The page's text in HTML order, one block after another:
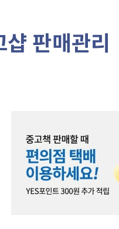
샵 판매관리